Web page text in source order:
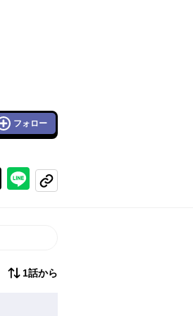
フォロー
Xで投稿するラインでシェアする
コピーする
1話から